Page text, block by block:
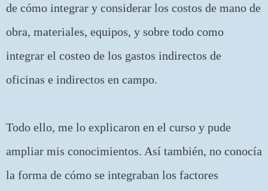
de cómo integrar y considerar los costos de mano de
obra, materiales, equipos, y sobre todo como
integrar el costeo de los gastos indirectos de
oficinas e indirectos en campo.
Todo ello, me lo explicaron en el curso y pude
ampliar mis conocimientos. Así también, no conocía
la forma de cómo se integraban los factores